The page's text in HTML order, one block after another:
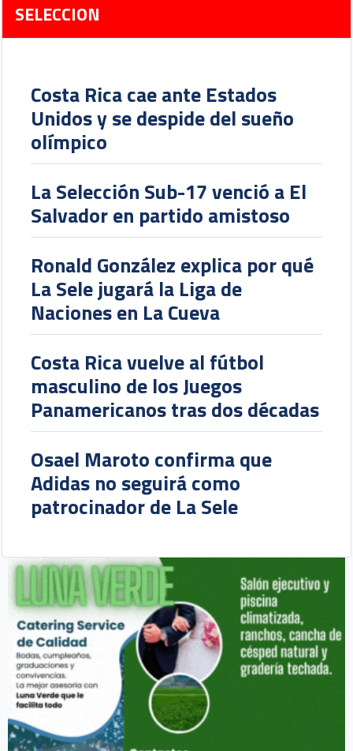
SELECCION
Costa Rica cae ante Estados
Unidos y se despide del sueño
olímpico
La Selección Sub-17 venció a El
Salvador en partido amistoso
Ronald González explica por qué
La Sele jugará la Liga de
Naciones en La Cueva
Costa Rica vuelve al fútbol
masculino de los Juegos
Panamericanos tras dos décadas
Osael Maroto confirma que
Adidas no seguirá como
patrocinador de La Sele